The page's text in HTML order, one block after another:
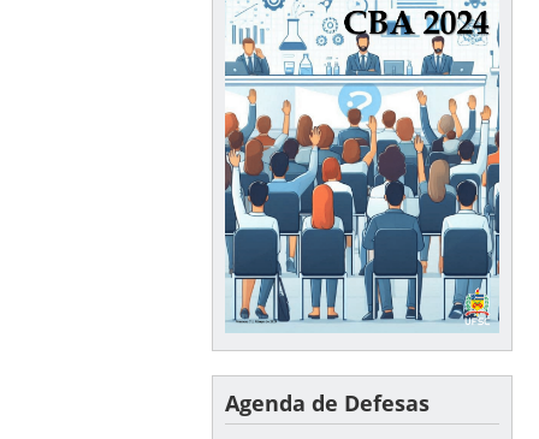
Agenda de Defesas